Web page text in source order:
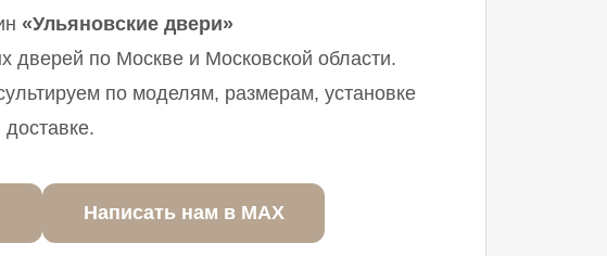
«Ульяновские двери»
по Москве и Московской области.
по моделям, размерам, установке
доставке.
Написать нам в MAX